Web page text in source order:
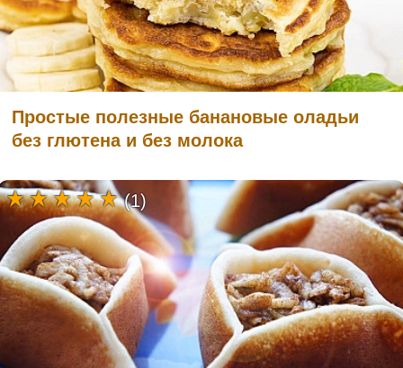
Простые полезные банановые оладьи
без глютена и без молока
(1)